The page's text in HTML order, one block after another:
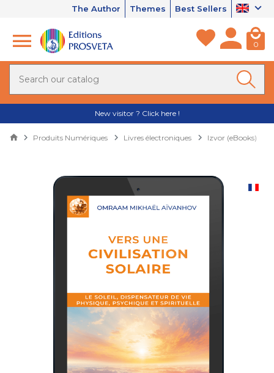
The Author Themes Best Sellers
0
New visitor ? Click here !
Produits Numériques Livres électroniques Izvor (eBooks)